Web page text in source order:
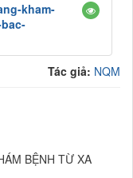
kham-
Tác giả: NQM
BỆNH TỪ XA